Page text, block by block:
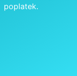
poplatek.